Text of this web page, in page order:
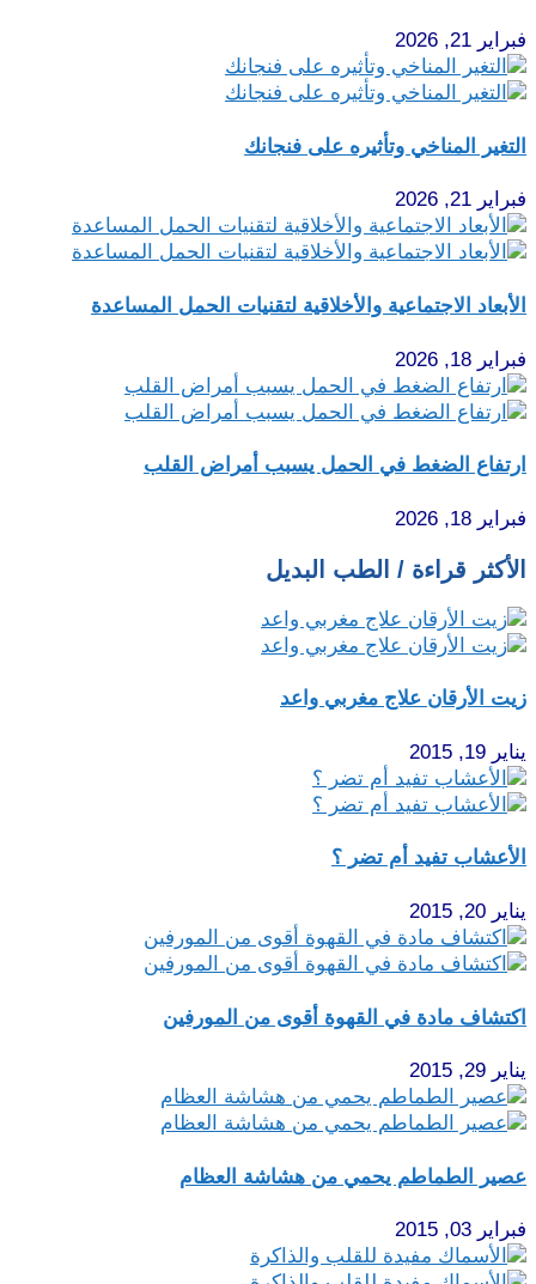
فبراير 21, 2026
التغير المناخي وتأثيره على فنجانك
فبراير 21, 2026
الأبعاد الاجتماعية والأخلاقية لتقنيات الحمل المساعدة
فبراير 18, 2026
ارتفاع الضغط في الحمل يسبب أمراض القلب
فبراير 18, 2026
الأكثر قراءة / الطب البديل
زيت الأرقان علاج مغربي واعد
يناير 19, 2015
الأعشاب تفيد أم تضر ؟
يناير 20, 2015
اكتشاف مادة في القهوة أقوى من المورفين
يناير 29, 2015
عصير الطماطم يحمي من هشاشة العظام
فبراير 03, 2015